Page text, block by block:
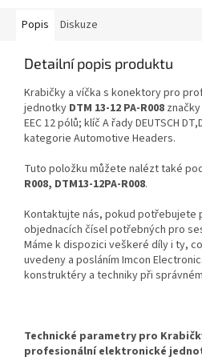
Popis Diskuze
Detailní popis produktu
Krabičky a víčka s konektory pro
jednotky DTM 13-12 PA-R008
EEC 12 pólů; klíč A řady DEUTSCH
kategorie Automotive Headers.
Tuto položku můžete nalézt také
R008, DTM13-12PA-R008.
Kontaktujte nás, pokud potřebujete
objednacích čísel potřebných pro
Máme k dispozici veškeré díly i ty,
uvedeny a posláním Imcon
konstruktéry a techniky při
Technické parametry pro
profesionální elektronické